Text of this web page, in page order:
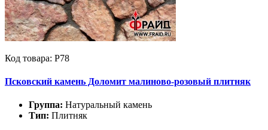
Код товара: Р78
Псковский камень Доломит малиново-розовый плитняк
Группа: Натуральный камень
Тип: Плитняк